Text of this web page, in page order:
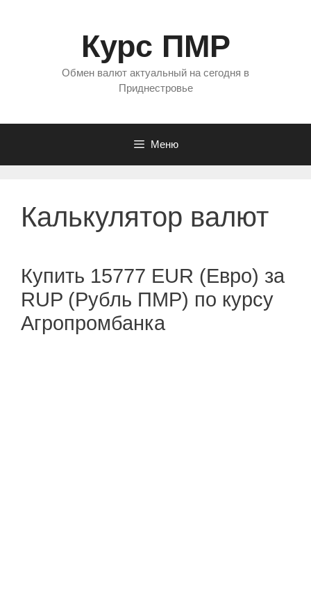
Курс ПМР
Обмен валют актуальный на сегодня в
Приднестровье
Меню
Калькулятор валют
Купить 15777 EUR (Евро) за
RUP (Рубль ПМР) по курсу
Агропромбанка